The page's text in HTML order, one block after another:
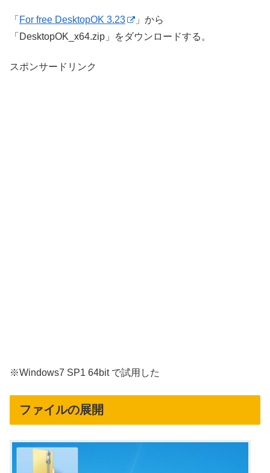
「 For free DesktopOK 3.23
」から
「DesktopOK_x64.zip」をダウンロードする。
スポンサードリンク
※Windows7 SP1 64bit で試用した
ファイルの展開